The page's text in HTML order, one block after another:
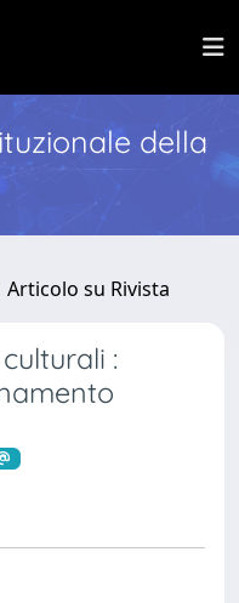
della
Articolo su Rivista
: